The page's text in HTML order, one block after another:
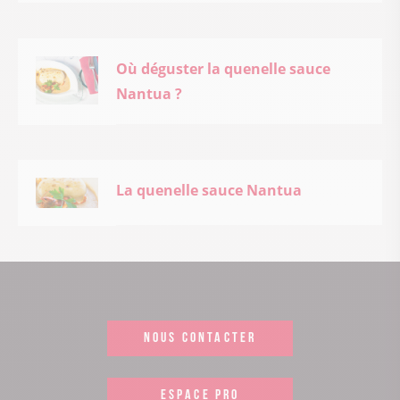
Où déguster la quenelle sauce
Nantua ?
La quenelle sauce Nantua
NOUS CONTACTER
ESPACE PRO